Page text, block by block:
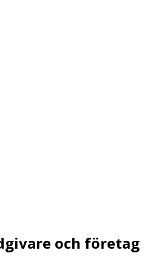
och företag